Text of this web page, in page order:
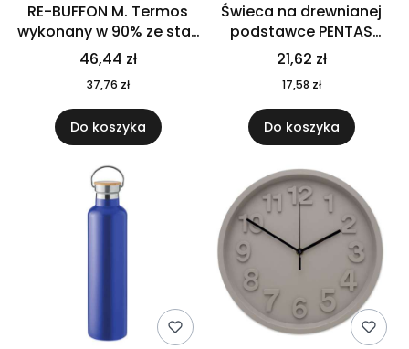
RE-BUFFON M. Termos
wykonany w 90% ze stali
nierdzewnej
pochodzącej z
recyklingu 520 ml 94294
46,44 zł
37,76 zł
Do koszyka
Świeca na drewnianej
podstawce PENTAS
MO6282-40
21,62 zł
17,58 zł
Do koszyka